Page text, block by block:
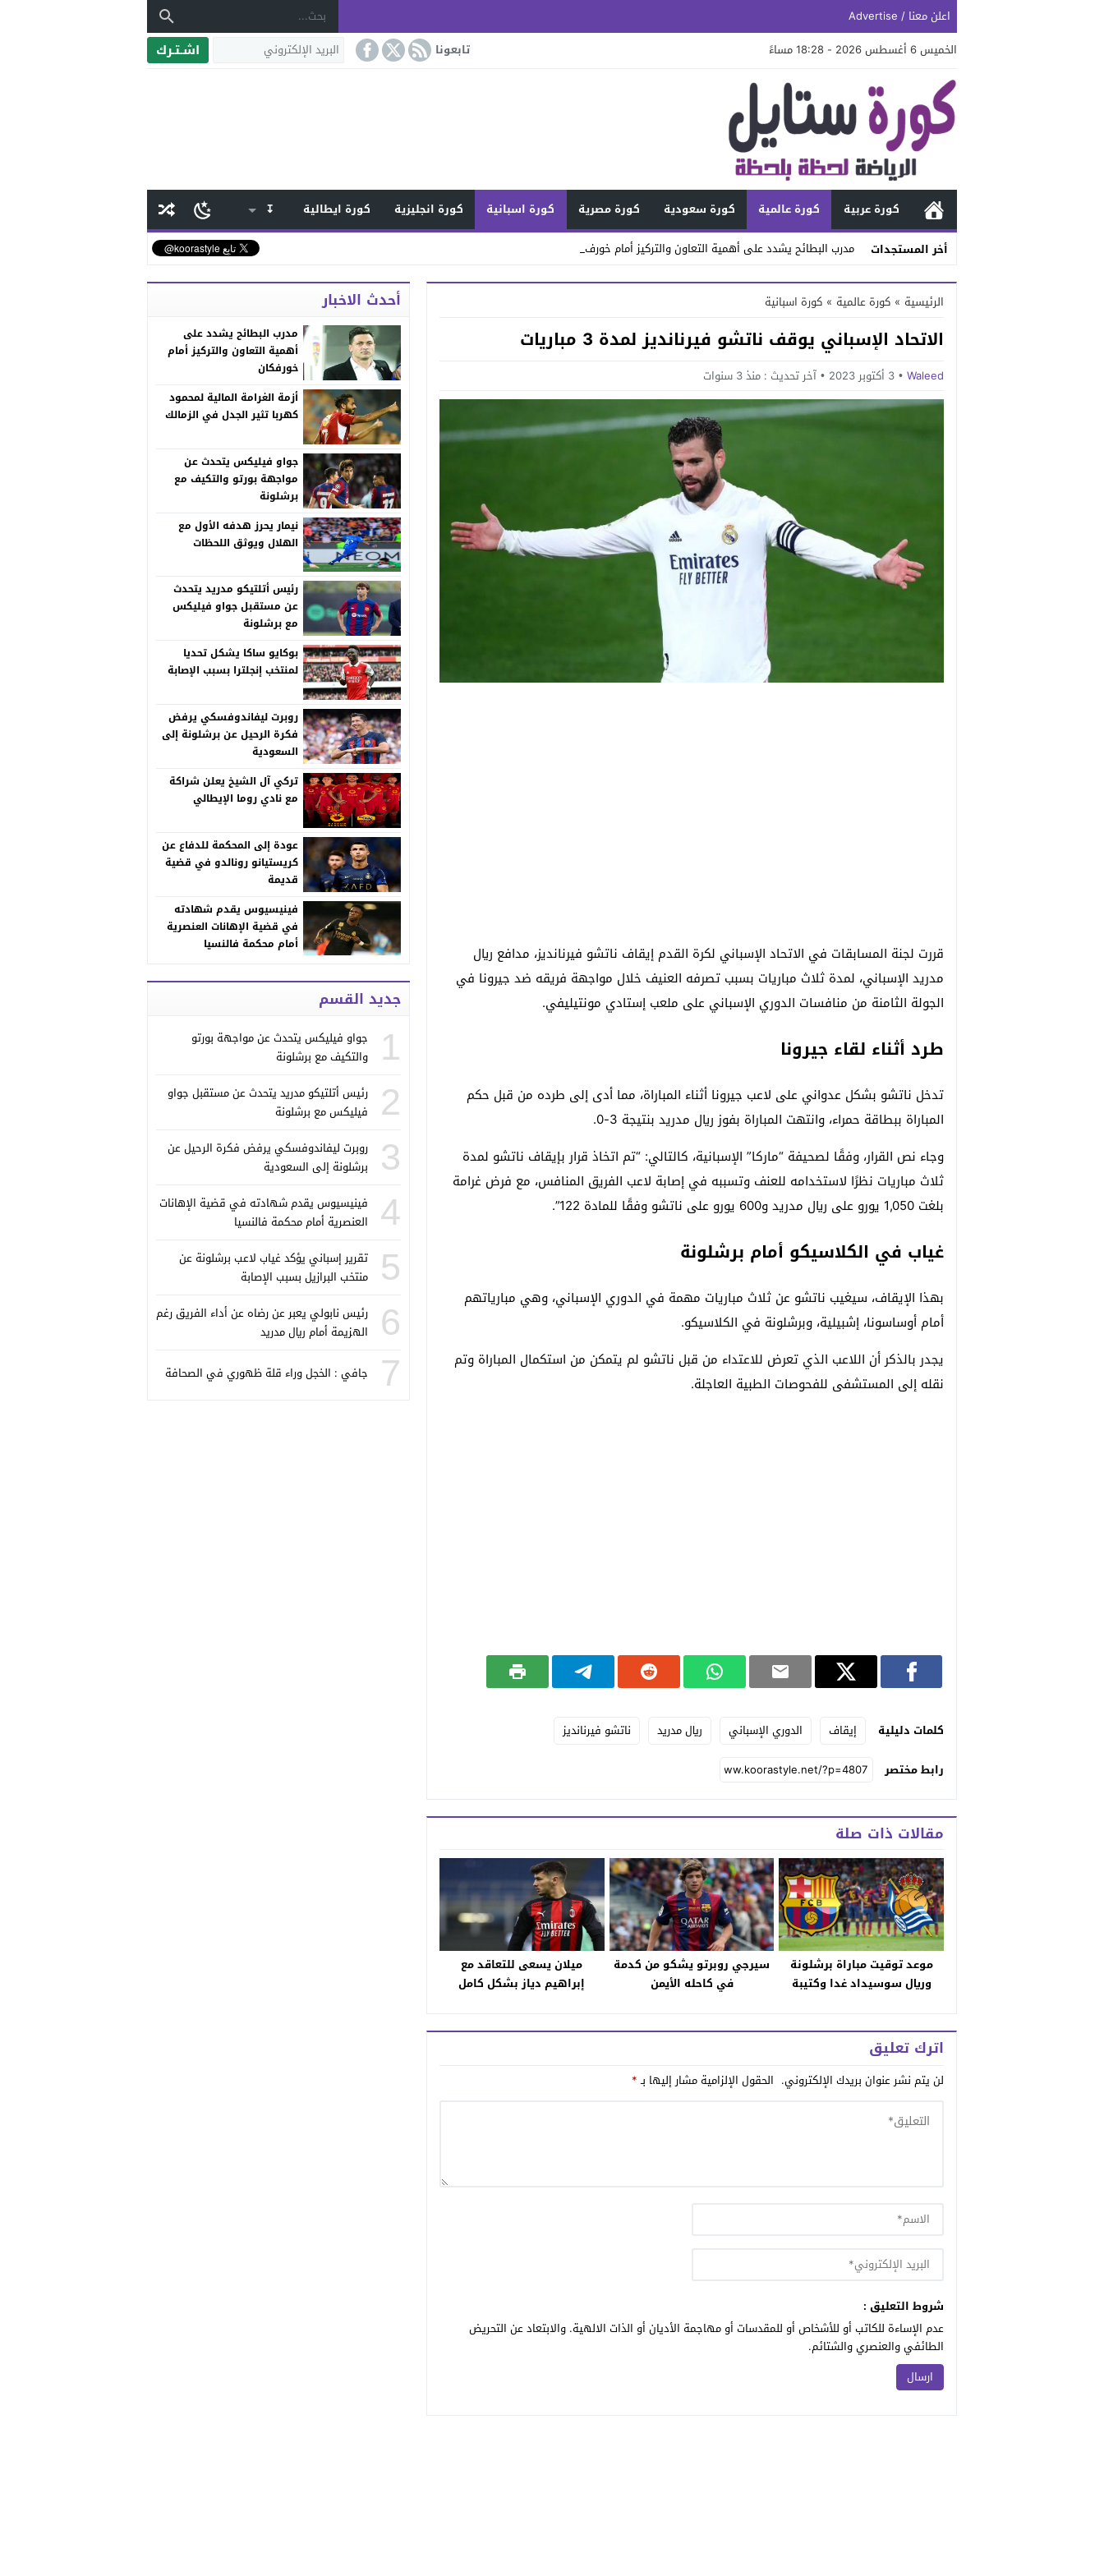
اعلن معنا / Advertise
الخميس 6 أغسطس 2026 - 18:28 مساءً
تابعونا اشـتـرك
كورة عربية كورة عالمية كورة سعودية كورة مصرية كورة اسبانية كورة انجليزية كورة ايطالية
↧
أخر المستجدات
مدرب البطائح يشدد على أهمية التعاون والتركيز أمام خورفكان
Stop
Previous
Next
الرئيسية » كورة عالمية » كورة اسبانية
الاتحاد الإسباني يوقف ناتشو فيرنانديز لمدة 3 مباريات
Waleed 3 أكتوبر 2023 آخر تحديث : منذ 3 سنوات
قررت لجنة المسابقات في الاتحاد الإسباني لكرة القدم إيقاف ناتشو فيرنانديز، مدافع ريال
مدريد الإسباني، لمدة ثلاث مباريات بسبب تصرفه العنيف خلال مواجهة فريقه ضد جيرونا في
الجولة الثامنة من منافسات الدوري الإسباني على ملعب إستادي مونتيليفي.
طرد أثناء لقاء جيرونا
تدخل ناتشو بشكل عدواني على لاعب جيرونا أثناء المباراة، مما أدى إلى طرده من قبل حكم
المباراة ببطاقة حمراء، وانتهت المباراة بفوز ريال مدريد بنتيجة 3-0.
وجاء نص القرار، وفقًا لصحيفة “ماركا” الإسبانية، كالتالي: “تم اتخاذ قرار بإيقاف ناتشو لمدة
ثلاث مباريات نظرًا لاستخدامه للعنف وتسببه في إصابة لاعب الفريق المنافس، مع فرض غرامة
بلغت 1,050 يورو على ريال مدريد و600 يورو على ناتشو وفقًا للمادة 122”.
غياب في الكلاسيكو أمام برشلونة
بهذا الإيقاف، سيغيب ناتشو عن ثلاث مباريات مهمة في الدوري الإسباني، وهي مبارياتهم
أمام أوساسونا، إشبيلية، وبرشلونة في الكلاسيكو.
يجدر بالذكر أن اللاعب الذي تعرض للاعتداء من قبل ناتشو لم يتمكن من استكمال المباراة وتم
نقله إلى المستشفى للفحوصات الطبية العاجلة.
كلمات دليلية إيقاف الدوري الإسباني ريال مدريد
ناتشو فيرنانديز
رابط مختصر
مقالات ذات صلة
موعد توقيت مباراة برشلونة
وريال سوسيداد غدا وكتيبة
والفتك
سيرجي روبرتو يشكو من كدمة
في كاحله الأيمن
ميلان يسعى للتعاقد مع
إبراهيم دياز بشكل كامل
اترك تعليق
لن يتم نشر عنوان بريدك الإلكتروني. الحقول الإلزامية مشار إليها بـ*
شروط التعليق :
عدم الإساءة للكاتب أو للأشخاص أو للمقدسات أو مهاجمة الأديان أو الذات الالهية. والابتعاد عن التحريض
الطائفي والعنصري والشتائم.
أحدث الاخبار
مدرب البطائح يشدد على
أهمية التعاون والتركيز أمام
خورفكان
أزمة الغرامة المالية لمحمود
كهربا تثير الجدل في الزمالك
جواو فيليكس يتحدث عن
مواجهة بورتو والتكيف مع
برشلونة
نيمار يحرز هدفه الأول مع
الهلال ويوثق اللحظات
رئيس أتلتيكو مدريد يتحدث
عن مستقبل جواو فيليكس
مع برشلونة
بوكايو ساكا يشكل تحديا
لمنتخب إنجلترا بسبب الإصابة
روبرت ليفاندوفسكي يرفض
فكرة الرحيل عن برشلونة إلى
السعودية
تركي آل الشيخ يعلن شراكة
مع نادي روما الإيطالي
عودة إلى المحكمة للدفاع عن
كريستيانو رونالدو في قضية
قديمة
فينيسيوس يقدم شهادته
في قضية الإهانات العنصرية
أمام محكمة فالنسيا
جديد القسم
1
جواو فيليكس يتحدث عن مواجهة بورتو
والتكيف مع برشلونة
2
رئيس أتلتيكو مدريد يتحدث عن مستقبل جواو
فيليكس مع برشلونة
3
روبرت ليفاندوفسكي يرفض فكرة الرحيل عن
برشلونة إلى السعودية
4
فينيسيوس يقدم شهادته في قضية الإهانات
العنصرية أمام محكمة فالنسيا
5
تقرير إسباني يؤكد غياب لاعب برشلونة عن
منتخب البرازيل بسبب الإصابة
6
رئيس نابولي يعبر عن رضاه عن أداء الفريق رغم
الهزيمة أمام ريال مدريد
7 جافي : الخجل وراء قلة ظهوري في الصحافة